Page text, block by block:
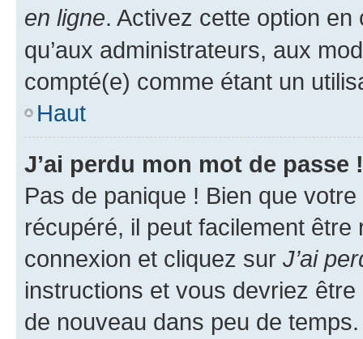
en ligne. Activez cette option
qu’aux administrateurs, aux
compté(e) comme étant un
Haut
J’ai perdu mon mot de passe !
Pas de panique ! Bien que
récupéré, il peut facilement
connexion et cliquez sur J’ai
instructions et vous devriez
de nouveau dans peu de temps.